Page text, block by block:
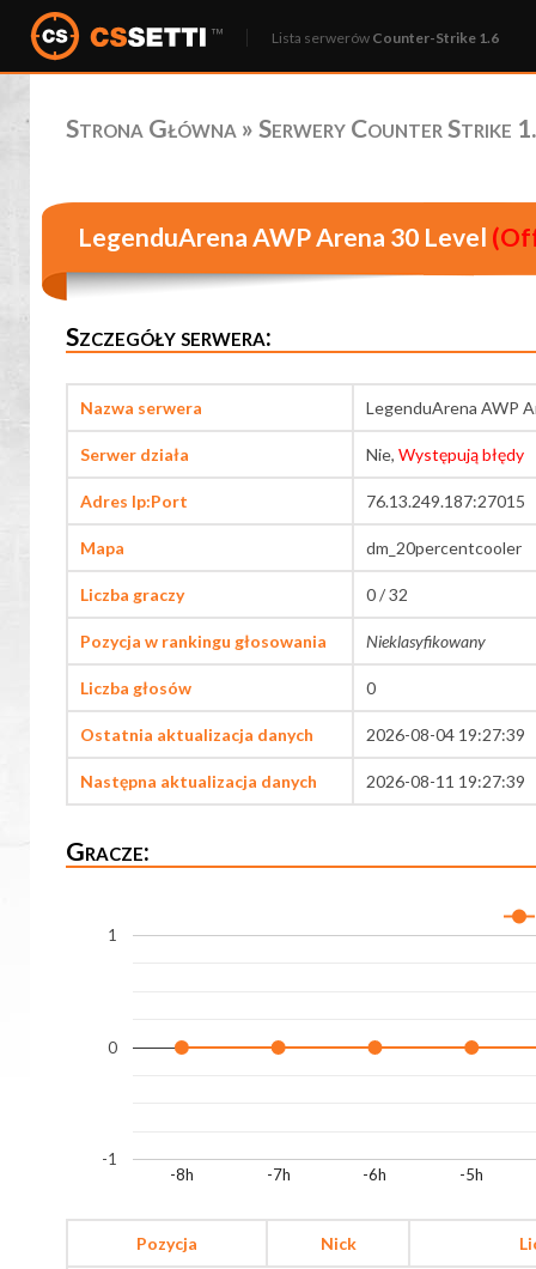
Lista serwerów Counter-Strike 1.6
Strona Główna » Serwery Counter Strike
LegenduArena AWP Arena 30 Level
Szczegóły serwera:
Nazwa serwera LegenduArena AWP
Serwer działa Nie, Występują błędy
Adres Ip:Port 76.13.249.187:27015
Mapa dm_20percentcooler
Liczba graczy 0 / 32
Pozycja w rankingu głosowania Nieklasyfikowany
Liczba głosów 0
Ostatnia aktualizacja danych 2026-08-04 19:27:39
Następna aktualizacja danych 2026-08-11 19:27:39
Gracze:
-8h -7h -6h -5h
-1
0
1
Pozycja Nick